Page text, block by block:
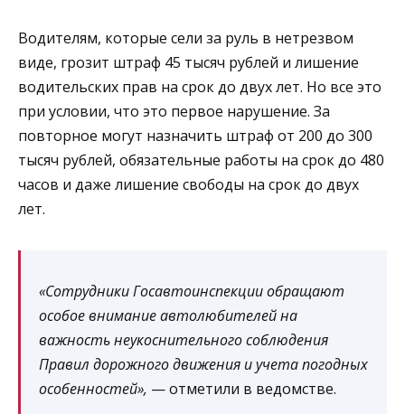
Водителям, которые сели за руль в нетрезвом
виде, грозит штраф 45 тысяч рублей и лишение
водительских прав на срок до двух лет. Но все это
при условии, что это первое нарушение. За
повторное могут назначить штраф от 200 до 300
тысяч рублей, обязательные работы на срок до 480
часов и даже лишение свободы на срок до двух
лет.
«Сотрудники Госавтоинспекции обращают
особое внимание автолюбителей на
важность неукоснительного соблюдения
Правил дорожного движения и учета погодных
особенностей», — отметили в ведомстве.